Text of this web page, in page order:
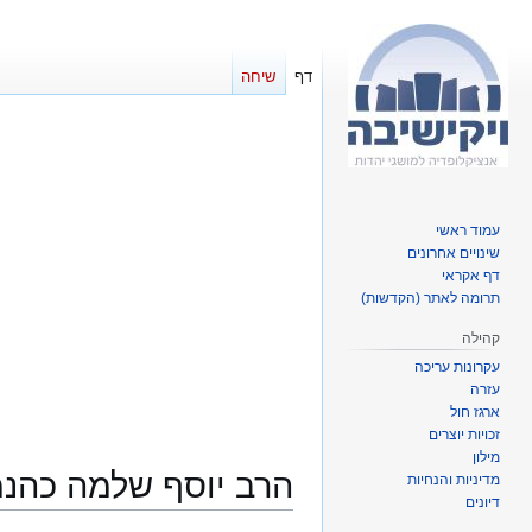
הרב יוסף שלמה
דף שיחה
עמוד ראשי
שינויים אחרונים
דף אקראי
תרומה לאתר (הקדשות)
קהילה
עקרונות עריכה
עזרה
ארגז חול
זכויות יוצרים
מילון
מדיניות והנחיות
דיונים